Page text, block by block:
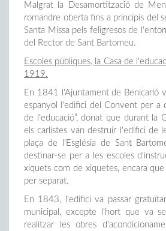
Malgrat la Desamortització de
romandre oberta fins a principis del
Santa Missa pels feligresos de
del Rector de Sant Bartomeu.
Escoles públiques, la Casa de
1919.
En 1841 l'Ajuntament de Benicarló
espanyol l'edifici del Convent per a
de l'educació”, donat que durant la
els carlistes van destruir l'edifici de
plaça de l'Església de Sant
destinar-se per a les escoles
xiquets com de xiquetes, encara
per separat.
En 1843, l'edifici va passar
municipal, excepte l'hort que va
realitzar les obres